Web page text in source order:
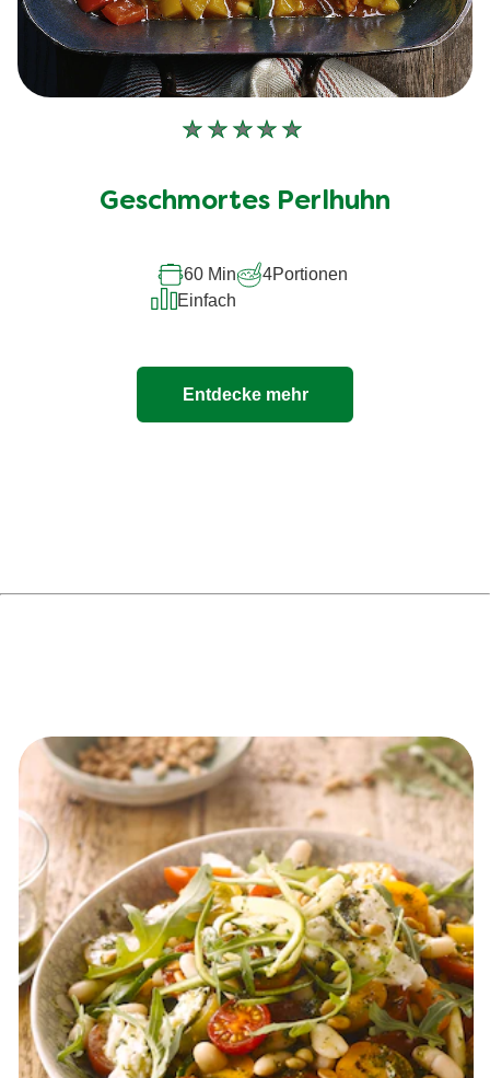
Keine
für
recipe
abgegeben
Geschmortes Perlhuhn
60 Min 4Portionen
Einfach
Entdecke mehr